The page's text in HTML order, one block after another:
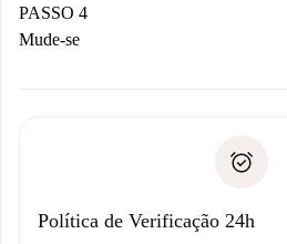
proprietário.
Se recusada: não cobraremos
Débito direto bancário
PASSO 4
Mude-se
não comunicar nenhum
Política de Verificação 24h